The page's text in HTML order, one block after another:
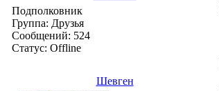
Подполковник
Группа: Друзья
Сообщений: 524
Статус: Offline
Шевген